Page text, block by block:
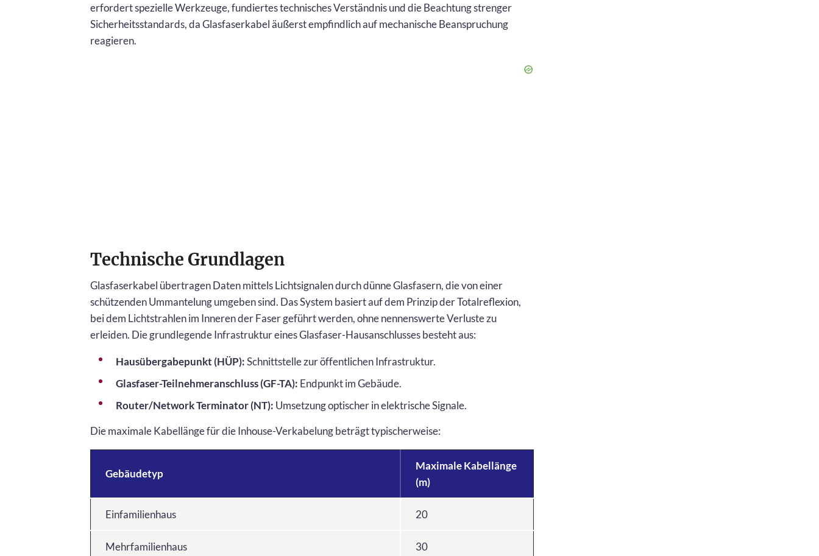
erfordert spezielle Werkzeuge, fundiertes technisches Verständnis und die Beachtung strenger
Sicherheitsstandards, da Glasfaserkabel äußerst empfindlich auf mechanische Beanspruchung
reagieren.
Technische Grundlagen
Glasfaserkabel übertragen Daten mittels Lichtsignalen durch dünne Glasfasern, die von einer
schützenden Ummantelung umgeben sind. Das System basiert auf dem Prinzip der Totalreflexion,
bei dem Lichtstrahlen im Inneren der Faser geführt werden, ohne nennenswerte Verluste zu
erleiden. Die grundlegende Infrastruktur eines Glasfaser-Hausanschlusses besteht aus:
Hausübergabepunkt (HÜP):Schnittstelle zur öffentlichen Infrastruktur.
Glasfaser-Teilnehmeranschluss (GF-TA): Endpunkt im Gebäude.
Router/Network Terminator (NT): Umsetzung optischer in elektrische Signale.
Die maximale Kabellänge für die Inhouse-Verkabelung beträgt typischerweise:
Gebäudetyp
Maximale Kabellänge
(m)
Einfamilienhaus 20
Mehrfamilienhaus 30